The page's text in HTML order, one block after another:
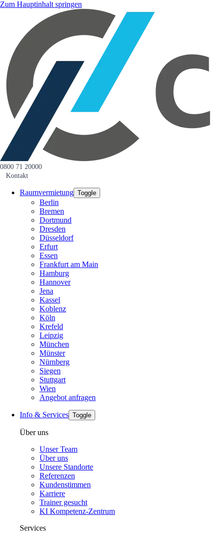
Zum Hauptinhalt springen
0800 71 20000
Kontakt
Raumvermietung Toggle
Berlin
Bremen
Dortmund
Dresden
Düsseldorf
Erfurt
Essen
Frankfurt am Main
Hamburg
Hannover
Jena
Kassel
Koblenz
Köln
Krefeld
Leipzig
München
Münster
Nürnberg
Siegen
Stuttgart
Wien
Angebot anfragen
Info & Services Toggle
Über uns
Unser Team
Über uns
Unsere Standorte
Referenzen
Kundenstimmen
Karriere
Trainer gesucht
KI Kompetenz-Zentrum
Services